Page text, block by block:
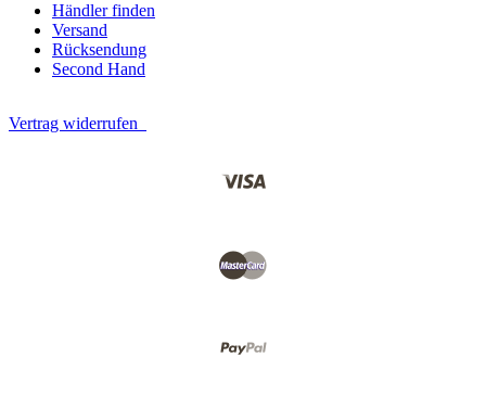
Händler finden
Versand
Rücksendung
Second Hand
Vertrag widerrufen